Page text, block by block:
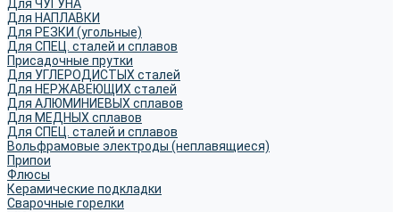
Для ЧУГУНА
Для НАПЛАВКИ
Для РЕЗКИ (угольные)
Для СПЕЦ. сталей и сплавов
Присадочные прутки
Для УГЛЕРОДИСТЫХ сталей
Для НЕРЖАВЕЮЩИХ сталей
Для АЛЮМИНИЕВЫХ сплавов
Для МЕДНЫХ сплавов
Для СПЕЦ. сталей и сплавов
Вольфрамовые электроды (неплавящиеся)
Припои
Флюсы
Керамические подкладки
Сварочные горелки